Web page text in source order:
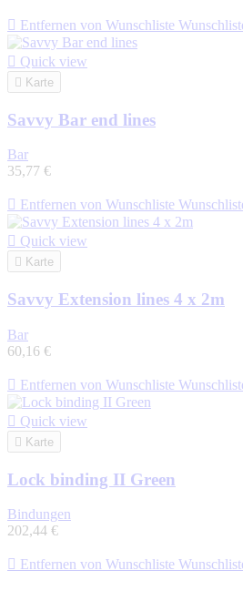
 Entfernen von Wunschliste
 Quick view
 Karte
Savvy Bar end lines
Bar
35,77 €
 Entfernen von Wunschliste
 Quick view
 Karte
Savvy Extension lines 4 x 2m
Bar
60,16 €
 Entfernen von Wunschliste
 Quick view
 Karte
Lock binding II Green
Bindungen
202,44 €
 Entfernen von Wunschliste